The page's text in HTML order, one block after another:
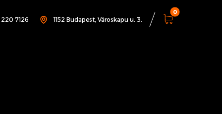
1152 Budapest, Városkapu u. 3.
220 7126